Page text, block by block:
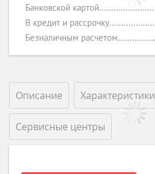
Банковской картой
В кредит и рассрочку
Безналичным расчетом
Описание Характеристики
Сервисные центры